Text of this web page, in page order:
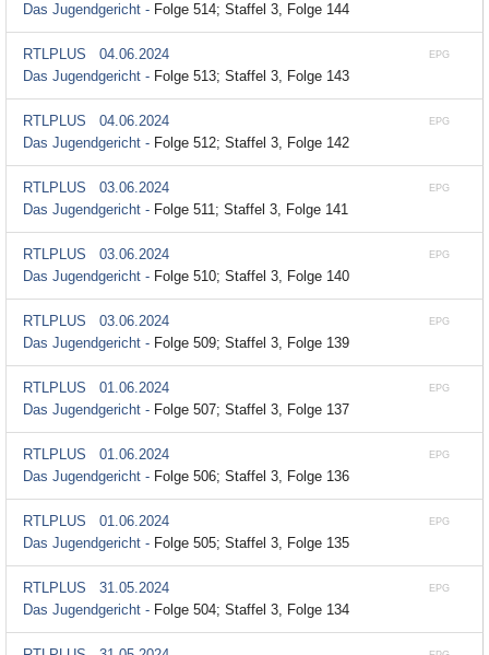
Das Jugendgericht - Folge 514; Staffel 3, Folge 144
EPG
RTLPLUS
04.06.2024
Das Jugendgericht - Folge 513; Staffel 3, Folge 143
EPG
RTLPLUS
04.06.2024
Das Jugendgericht - Folge 512; Staffel 3, Folge 142
EPG
RTLPLUS
03.06.2024
Das Jugendgericht - Folge 511; Staffel 3, Folge 141
EPG
RTLPLUS
03.06.2024
Das Jugendgericht - Folge 510; Staffel 3, Folge 140
EPG
RTLPLUS
03.06.2024
Das Jugendgericht - Folge 509; Staffel 3, Folge 139
EPG
RTLPLUS
01.06.2024
Das Jugendgericht - Folge 507; Staffel 3, Folge 137
EPG
RTLPLUS
01.06.2024
Das Jugendgericht - Folge 506; Staffel 3, Folge 136
EPG
RTLPLUS
01.06.2024
Das Jugendgericht - Folge 505; Staffel 3, Folge 135
EPG
RTLPLUS
31.05.2024
Das Jugendgericht - Folge 504; Staffel 3, Folge 134